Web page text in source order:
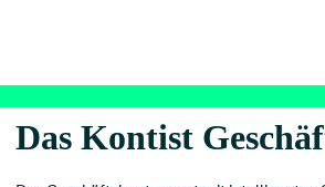
Das Kontist